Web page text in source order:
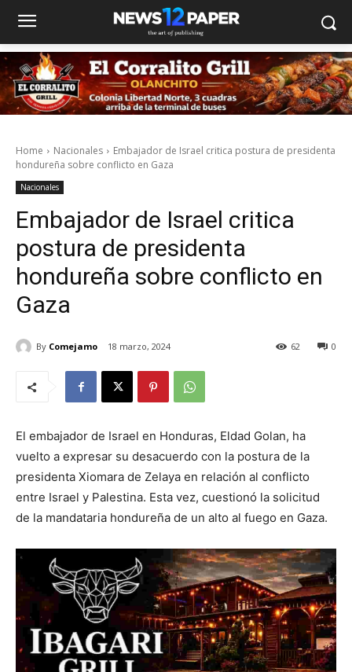
Home Nacionales
Embajador de Israel critica postura de presidenta
hondureña sobre conflicto en Gaza
Nacionales
Embajador de Israel critica
postura de presidenta
hondureña sobre conflicto en
Gaza
By Comejamo 18 marzo, 2024 0
62
El embajador de Israel en Honduras, Eldad Golan, ha
vuelto a expresar su desacuerdo con la postura de la
presidenta Xiomara de Zelaya en relación al conflicto
entre Israel y Palestina. Esta vez, cuestionó la solicitud
de la mandataria hondureña de un alto al fuego en Gaza.